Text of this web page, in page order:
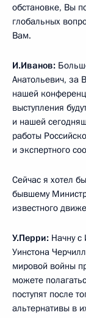
обстановке, Вы
глобальных
Вам.
И.Иванов:
Анатольевич, за
нашей
выступления
и нашей
работы
и экспертного
Сейчас я хотел
бывшему
известного
У.Перри: Начну
Уинстона
мировой войны
можете
поступят после
альтернативы в